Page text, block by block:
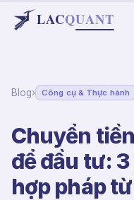
LACQUANT
Blog› Công cụ & Thực hành
Chuyển
để đầu tư:
hợp pháp